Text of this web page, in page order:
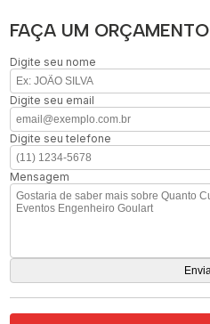
FAÇA UM ORÇAMENTO
Digite seu nome
Digite seu email
Digite seu telefone
Mensagem